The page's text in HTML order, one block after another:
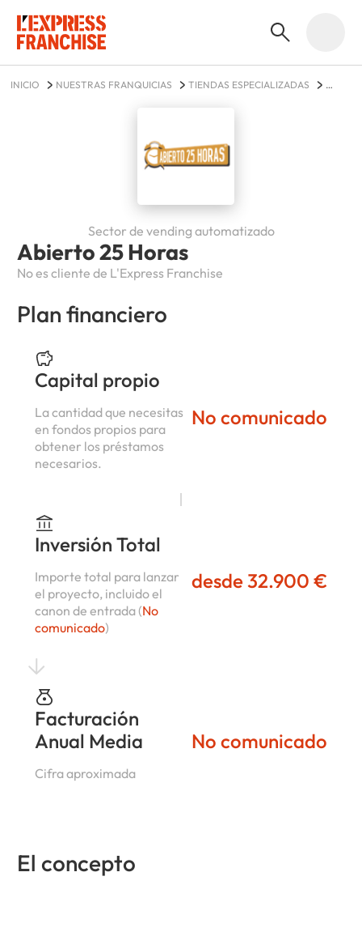
INICIO NUESTRAS FRANQUICIAS
TIENDAS ESPECIALIZADAS
Abierto 25 Horas
No es cliente de L'Express Franchise
Sector de vending automatizado
Plan financiero
Capital propio
La cantidad que necesitas
en fondos propios para
obtener los préstamos
necesarios.
No comunicado
Inversión Total
Importe total para lanzar
el proyecto, incluido el
canon de entrada (No
comunicado)
desde 32.900 €
Facturación
Anual Media
Cifra aproximada
No comunicado
El concepto